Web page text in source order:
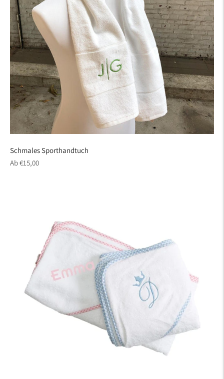
Schmales Sporthandtuch
regulärer
Ab €15,00